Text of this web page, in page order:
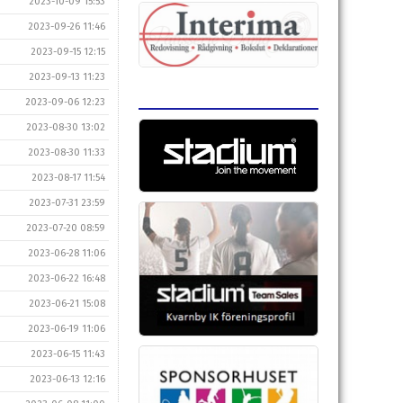
2023-09-26 11:46
2023-09-15 12:15
2023-09-13 11:23
2023-09-06 12:23
2023-08-30 13:02
2023-08-30 11:33
2023-08-17 11:54
2023-07-31 23:59
2023-07-20 08:59
2023-06-28 11:06
2023-06-22 16:48
2023-06-21 15:08
2023-06-19 11:06
2023-06-15 11:43
2023-06-13 12:16